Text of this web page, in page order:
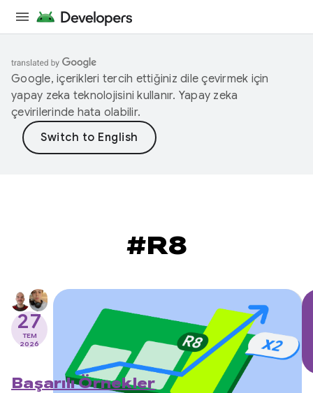
Google, içerikleri tercih ettiğiniz dile çevirmek için
yapay zeka teknolojisini kullanır. Yapay zeka
çevirilerinde hata olabilir.
#R8
27
TEM
2026
Başarılı Örnekler